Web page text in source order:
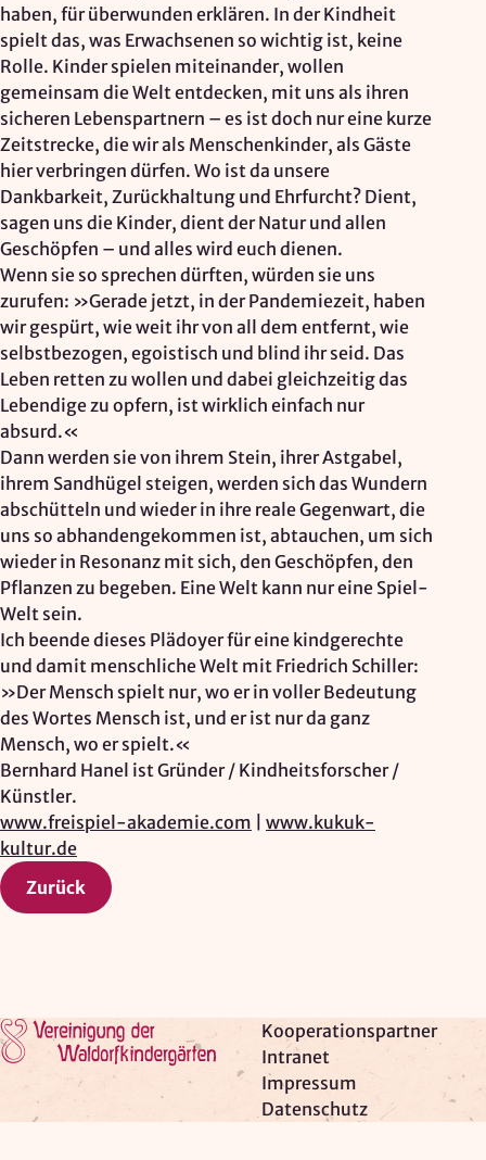
haben, für überwunden erklären. In der Kindheit
spielt das, was Erwachsenen so wichtig ist, keine
Rolle. Kinder spielen miteinander, wollen
gemeinsam die Welt entdecken, mit uns als ihren
sicheren Lebenspartnern – es ist doch nur eine kurze
Zeitstrecke, die wir als Menschenkinder, als Gäste
hier verbringen dürfen. Wo ist da unsere
Dankbarkeit, Zurückhaltung und Ehrfurcht? Dient,
sagen uns die Kinder, dient der Natur und allen
Geschöpfen – und alles wird euch dienen.
Wenn sie so sprechen dürften, würden sie uns
zurufen: »Gerade jetzt, in der Pandemiezeit, haben
wir gespürt, wie weit ihr von all dem entfernt, wie
selbstbezogen, egoistisch und blind ihr seid. Das
Leben retten zu wollen und dabei gleichzeitig das
Lebendige zu opfern, ist wirklich einfach nur
absurd.«
Dann werden sie von ihrem Stein, ihrer Astgabel,
ihrem Sandhügel steigen, werden sich das Wundern
abschütteln und wieder in ihre reale Gegenwart, die
uns so abhandengekommen ist, abtauchen, um sich
wieder in Resonanz mit sich, den Geschöpfen, den
Pflanzen zu begeben. Eine Welt kann nur eine Spiel-
Welt sein.
Ich beende dieses Plädoyer für eine kindgerechte
und damit menschliche Welt mit Friedrich Schiller:
»Der Mensch spielt nur, wo er in voller Bedeutung
des Wortes Mensch ist, und er ist nur da ganz
Mensch, wo er spielt.«
Bernhard Hanel ist Gründer / Kindheitsforscher /
Künstler.
www.freispiel-akademie.com
www.kukuk-
kultur.de
Zurück
Zur Startseite
Kooperationspartner
Intranet
Impressum
Datenschutz